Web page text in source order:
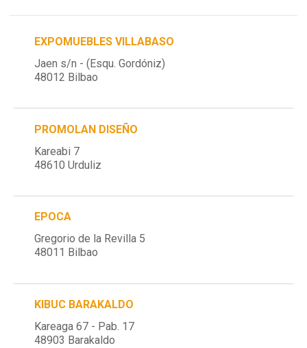
EXPOMUEBLES VILLABASO
Jaen s/n - (Esqu. Gordóniz)
48012 Bilbao
PROMOLAN DISEÑO
Kareabi 7
48610 Urduliz
EPOCA
Gregorio de la Revilla 5
48011 Bilbao
KIBUC BARAKALDO
Kareaga 67 - Pab. 17
48903 Barakaldo